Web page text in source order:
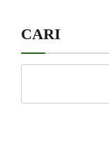
CARI